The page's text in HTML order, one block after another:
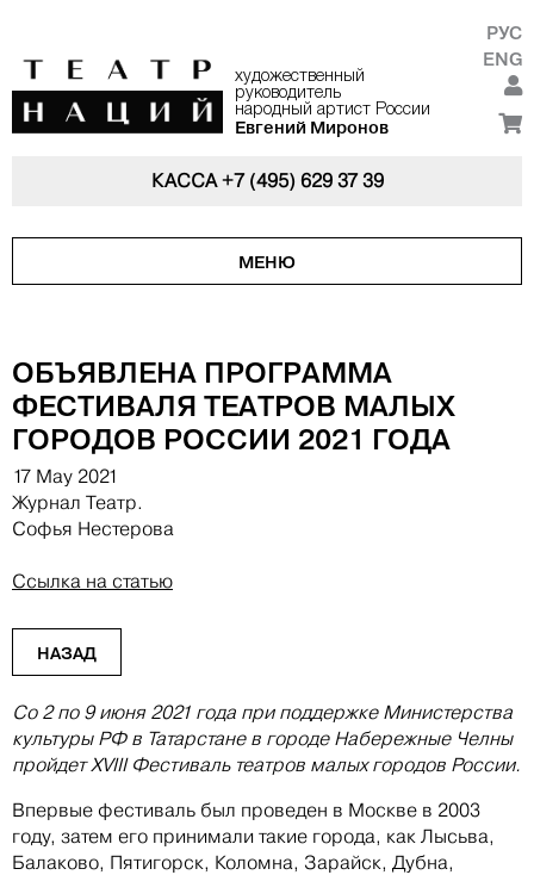
художественный
руководитель
народный артист России
Евгений Миронов
РУС
ENG
КАССА+7 (495) 629 37 39
МЕНЮ
ОБЪЯВЛЕНА ПРОГРАММА
ФЕСТИВАЛЯ ТЕАТРОВ МАЛЫХ
ГОРОДОВ РОССИИ 2021 ГОДА
17 May 2021
Журнал Театр.
Софья Нестерова
Ссылка на статью
НАЗАД
Со 2 по 9 июня 2021 года при поддержке Министерства
культуры РФ в Татарстане в городе Набережные Челны
пройдет XVIII Фестиваль театров малых городов России.
Впервые фестиваль был проведен в Москве в 2003
году, затем его принимали такие города, как Лысьва,
Балаково, Пятигорск, Коломна, Зарайск, Дубна,